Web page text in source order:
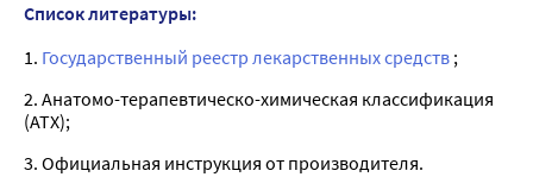
Список литературы:
1. Государственный реестр лекарственных средств ;
2. Анатомо-терапевтическо-химическая классификация
(ATX);
3. Официальная инструкция от производителя.